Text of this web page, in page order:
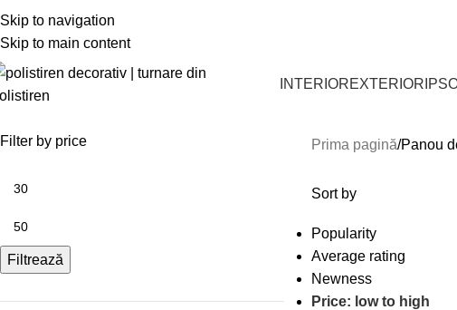
Skip to navigation
Skip to main content
COLABORATORI ȘI DISTRIBUITORI PE
INTERIOREXTERIOR
Filter by price
Filtrează
Prima pagină Panou
Sort by
Popularity
Average rating
Newness
Price: low to high